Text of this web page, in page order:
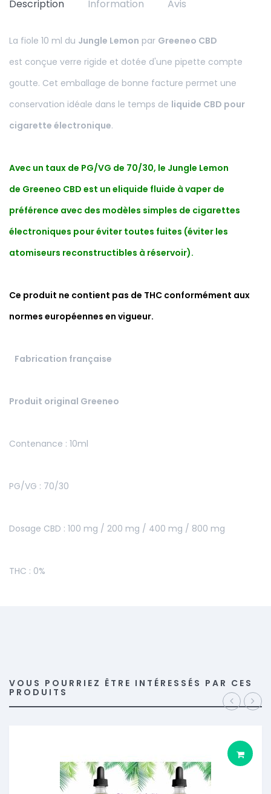
Description Information Avis
La fiole 10 ml du Jungle Lemon par Greeneo CBD
est conçue verre rigide et dotée d'une pipette compte
goutte. Cet emballage de bonne facture permet une
conservation idéale dans le temps de liquide CBD pour
cigarette électronique.
Avec un taux de PG/VG de 70/30, le Jungle Lemon
de Greeneo CBD est un eliquide fluide à vaper de
préférence avec des modèles simples de cigarettes
électroniques pour éviter toutes fuites (éviter les
atomiseurs reconstructibles à réservoir).
Ce produit ne contient pas de THC conformément aux
normes européennes en vigueur.
Fabrication française
Produit original Greeneo
Contenance : 10ml
PG/VG : 70/30
Dosage CBD : 100 mg / 200 mg / 400 mg / 800 mg
THC : 0%
VOUS POURRIEZ ÊTRE INTÉRESSÉS PAR CES
PRODUITS